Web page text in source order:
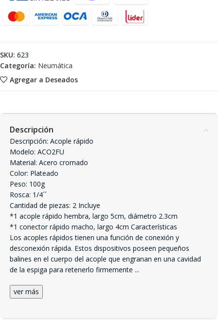
Agregar a Deseados
SKU: 623
Categoría: Neumática
Descripción
Descripción: Acople rápido
Modelo: ACO2FU
Material: Acero cromado
Color: Plateado
Peso: 100g
Rosca: 1/4´´
Cantidad de piezas: 2 Incluye
*1 acople rápido hembra, largo 5cm, diámetro 2.3cm
*1 conector rápido macho, largo 4cm Características
Los acoples rápidos tienen una función de conexión y
desconexión rápida. Estos dispositivos poseen pequeños
balines en el cuerpo del acople que engranan en una cavidad
de la espiga para retenerlo firmemente ...
ver más